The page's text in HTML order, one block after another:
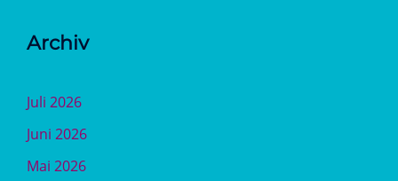
Archiv
Juli 2026
Juni 2026
Mai 2026